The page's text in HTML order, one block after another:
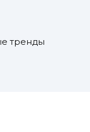
тренды